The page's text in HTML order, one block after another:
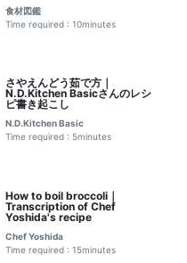
食材図鑑
Time required : 10minutes
さやえんどう茹で方｜
N.D.Kitchen Basicさんのレシ
ピ書き起こし
N.D.Kitchen Basic
Time required : 5minutes
How to boil broccoli｜
Transcription of Chef
Yoshida's recipe
Chef Yoshida
Time required : 15minutes